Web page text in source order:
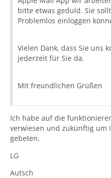
bitte etwas geduld. Sie
Problemlos einloggen
Vielen Dank, dass Sie uns
jederzeit für Sie da.
Mit freundlichen Grüßen
Ich habe auf die
verwiesen und zukünftig um
gebeten.
LG
Autsch